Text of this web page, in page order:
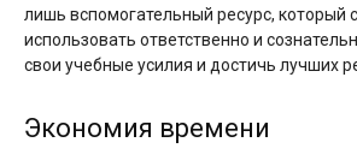
лишь вспомогательный ресурс, который
использовать ответственно и
свои учебные усилия и достичь лучших
Экономия времени